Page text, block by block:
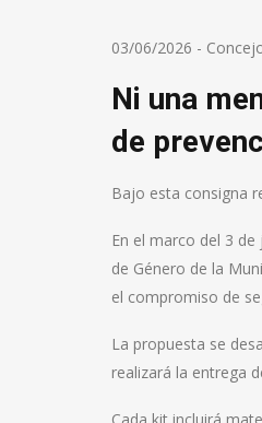
03/06/2026 -
Ni una
de
Bajo esta consigna
En el marco del 3
de Género de la
el compromiso de
La propuesta se
realizará la entrega